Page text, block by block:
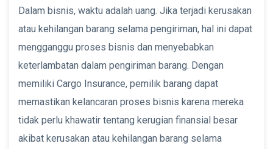
Dalam bisnis, waktu adalah uang. Jika terjadi kerusakan
atau kehilangan barang selama pengiriman, hal ini dapat
mengganggu proses bisnis dan menyebabkan
keterlambatan dalam pengiriman barang. Dengan
memiliki Cargo Insurance, pemilik barang dapat
memastikan kelancaran proses bisnis karena mereka
tidak perlu khawatir tentang kerugian finansial besar
akibat kerusakan atau kehilangan barang selama